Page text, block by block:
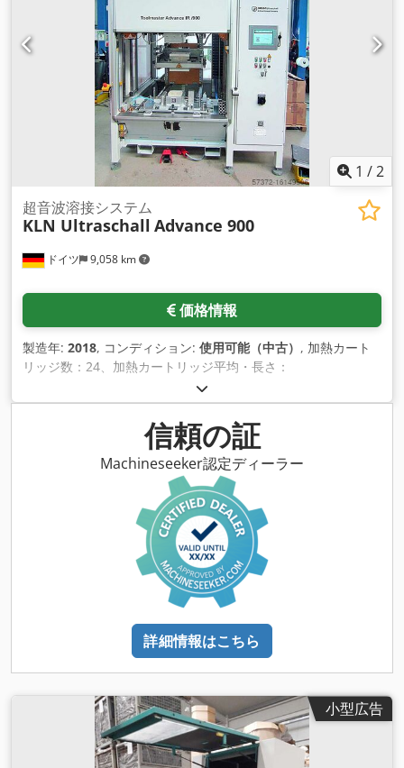
1 /2
ドイツ 9,058 km
超音波溶接システム
KLN Ultraschall Advance 900
価格情報
製造年: 2018, コンディション: 使用可能（中古） , 加熱カート
リッジ数：24、加熱カートリッジ平均・長さ：
12.5mm/200mm、電力：630W、230V、PT100型抵抗温度計
を含む、350°までの加熱時間：40分。寸法X/Y/Z：
1900mm/2100mm/3040mm、重量：約2200kg。ドキュメン
トあり。 Csdpstp Nacefx Agferf
信頼の証
Machineseeker認定ディーラー
詳細情報はこちら
小型広告